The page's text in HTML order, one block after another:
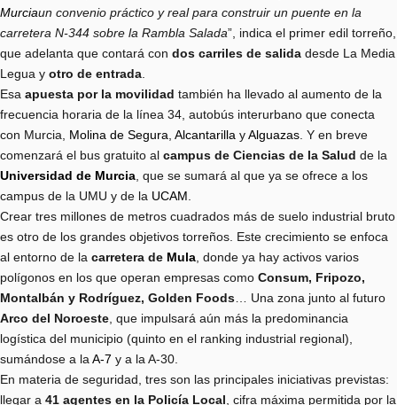
Murciaun convenio práctico y real para construir un puente en la
carretera N-344 sobre la Rambla Salada”, indica el primer edil torreño,
que adelanta que contará con dos carriles de salida desde La Media
Legua y otro de entrada
Esa apuesta por la movilidad también ha llevado al aumento de la
frecuencia horaria de la línea 34, autobús interurbano que conecta
con Murcia, Molina de Segura Alcantarilla yAlguazas . Y en breve
comenzará el bus gratuito al campus de Ciencias de la Salud de la
Universidad de Murcia , que se sumará al que ya se ofrece a los
campus de la UMU y de la UCAM
Crear tres millones de metros cuadrados más de suelo industrial bruto
es otro de los grandes objetivos torreños. Este crecimiento se enfoca
al entorno de la carretera de Mula , donde ya hay activos varios
polígonos en los que operan empresas como Consum, Fripozo,
Montalbán y Rodríguez, Golden Foods … Una zona junto al futuro
Arco del Noroeste , que impulsará aún más la predominancia
logística del municipio (quinto en el ranking industrial regional),
sumándose a la A-7 y a la A-30.
En materia de seguridad, tres son las principales iniciativas previstas:
llegar a 41 agentes en la Policía Local , cifra máxima permitida por la